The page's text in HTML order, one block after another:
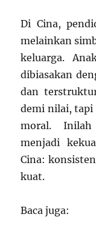
Di Cina,
melainkan
keluarga.
dibiasakan
dan
demi nilai, tapi
moral. Inilah
menjadi
Cina:
kuat.
Baca juga: